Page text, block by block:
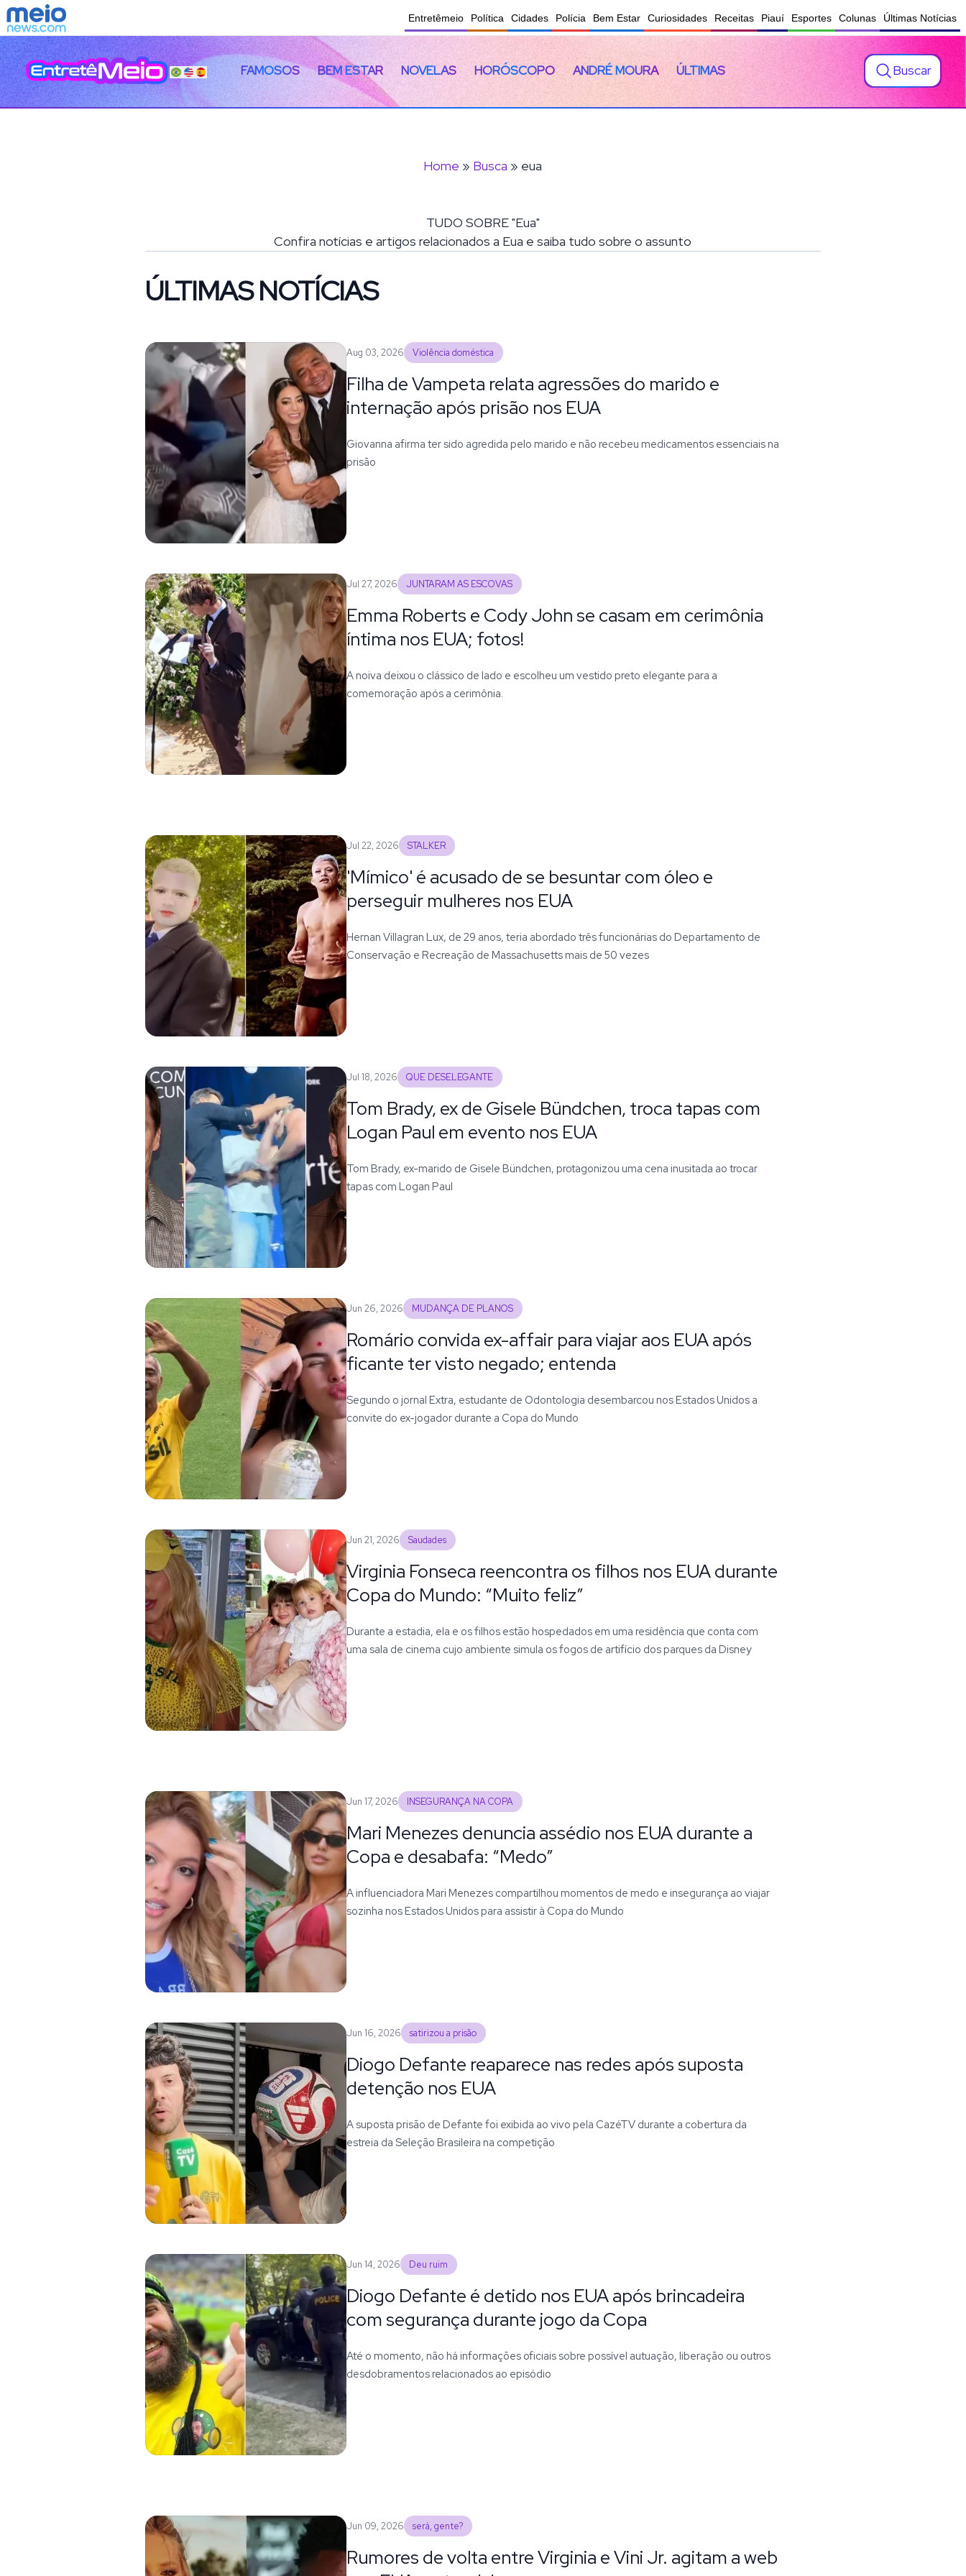
Entretêmeio Política Cidades Polícia Bem Estar Curiosidades Receitas Piauí Esportes Colunas Últimas Notícias
FAMOSOS BEM ESTAR NOVELAS HORÓSCOPO ANDRÉ MOURA ÚLTIMAS Buscar
Home » Busca » eua
TUDO SOBRE "Eua"
Confira notícias e artigos relacionados a Eua e saiba tudo sobre o assunto
ÚLTIMAS NOTÍCIAS
Aug 03, 2026 Violência doméstica
Filha de Vampeta relata agressões do marido e
internação após prisão nos EUA
Giovanna afirma ter sido agredida pelo marido e não recebeu medicamentos essenciais na
prisão
Jul 27, 2026 JUNTARAM AS ESCOVAS
Emma Roberts e Cody John se casam em cerimônia
íntima nos EUA; fotos!
A noiva deixou o clássico de lado e escolheu um vestido preto elegante para a
comemoração após a cerimônia.
Jul 22, 2026 STALKER
'Mímico' é acusado de se besuntar com óleo e
perseguir mulheres nos EUA
Hernan Villagran Lux, de 29 anos, teria abordado três funcionárias do Departamento de
Conservação e Recreação de Massachusetts mais de 50 vezes
Jul 18, 2026 QUE DESELEGANTE
Tom Brady, ex de Gisele Bündchen, troca tapas com
Logan Paul em evento nos EUA
Tom Brady, ex-marido de Gisele Bündchen, protagonizou uma cena inusitada ao trocar
tapas com Logan Paul
Jun 26, 2026 MUDANÇA DE PLANOS
Romário convida ex-affair para viajar aos EUA após
ficante ter visto negado; entenda
Segundo o jornal Extra, estudante de Odontologia desembarcou nos Estados Unidos a
convite do ex-jogador durante a Copa do Mundo
Jun 21, 2026 Saudades
Virginia Fonseca reencontra os filhos nos EUA durante
Copa do Mundo: “Muito feliz”
Durante a estadia, ela e os filhos estão hospedados em uma residência que conta com
uma sala de cinema cujo ambiente simula os fogos de artifício dos parques da Disney
Jun 17, 2026 INSEGURANÇA NA COPA
Mari Menezes denuncia assédio nos EUA durante a
Copa e desabafa: “Medo”
A influenciadora Mari Menezes compartilhou momentos de medo e insegurança ao viajar
sozinha nos Estados Unidos para assistir à Copa do Mundo
Jun 16, 2026 satirizou a prisão
Diogo Defante reaparece nas redes após suposta
detenção nos EUA
A suposta prisão de Defante foi exibida ao vivo pela CazéTV durante a cobertura da
estreia da Seleção Brasileira na competição
Jun 14, 2026 Deu ruim
Diogo Defante é detido nos EUA após brincadeira
com segurança durante jogo da Copa
Até o momento, não há informações oficiais sobre possível autuação, liberação ou outros
desdobramentos relacionados ao episódio
Jun 09, 2026 será, gente?
Rumores de volta entre Virginia e Vini Jr. agitam a web